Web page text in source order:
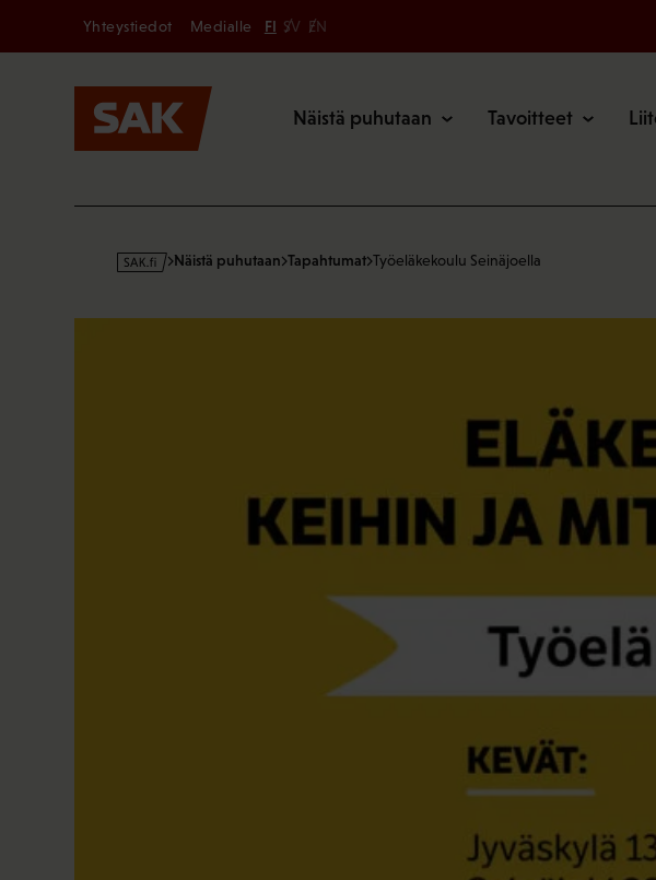
Secondary
Yhteystiedot Medialle FI SV EN
Näistä puhutaan Tavoitteet
s
Näistä puhutaan Tapahtumat Työeläkekoulu Seinäjoella